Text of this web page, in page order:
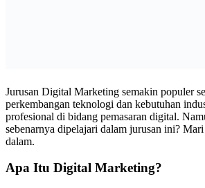
Jurusan Digital Marketing semakin populer
perkembangan teknologi dan kebutuhan
profesional di bidang pemasaran digital.
sebenarnya dipelajari dalam jurusan ini?
dalam.
Apa Itu Digital Marketing?